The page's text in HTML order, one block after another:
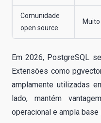
Comunidade
open source
Em 2026, PostgreSQL
Extensões como
amplamente utilizadas
lado, mantém
operacional e ampla base